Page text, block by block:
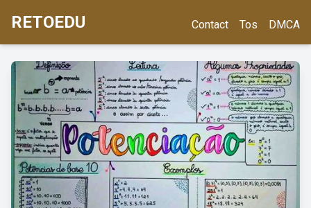
RETOEDU Contact Tos DMCA